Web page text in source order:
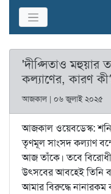
'দীপ্সিতাও মহুয়ার
কল্যাণের, কারণ
আজকাল | ০৬ জুলাই ২০২৫
আজকাল ওয়েবডেস্ক:
তৃণমূল সাংসদ কল্যাণ
আজ তাঁকে‌। তবে
উৎসবের আবহেই তিনি
আমার বিরুদ্ধে নানারকম